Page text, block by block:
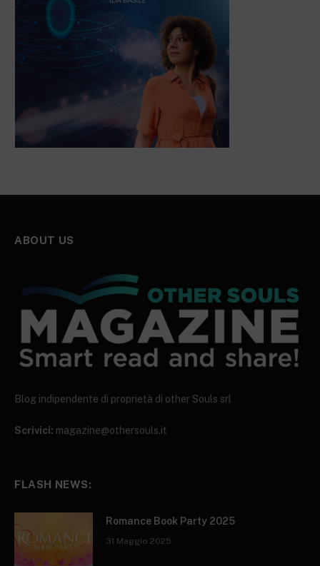
ABOUT US
Blog indipendente di proprietà di other Souls srl
Scrivici: magazine@othersouls.it
FLASH NEWS:
Romance Book Party 2025
31 Maggio 2025